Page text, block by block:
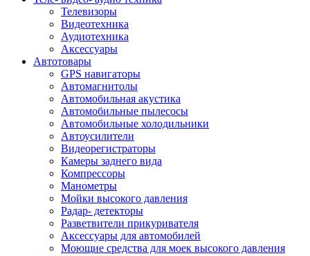
Телевизоры
Видеотехника
Аудиотехника
Аксессуары
Автотовары
GPS навигаторы
Автомагнитолы
Автомобильная акустика
Автомобильные пылесосы
Автомобильные холодильники
Автоусилители
Видеорегистраторы
Камеры заднего вида
Компрессоры
Манометры
Мойки высокого давления
Радар- детекторы
Разветвители прикуривателя
Аксессуары для автомобилей
Моющие средства для моек высокого давления